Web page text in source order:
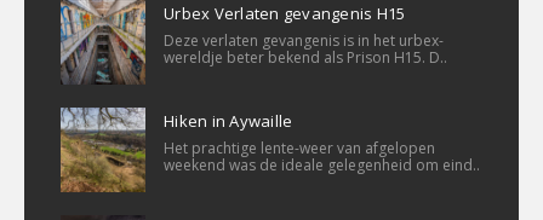
Urbex Verlaten gevangenis H15
Deze verlaten gevangenis is in het urbex-
wereldje beter bekend als Prison H15. D..
Hiken in Aywaille
Het prachtige lente-weer van afgelopen
weekend was de ideale gelegenheid om eind..